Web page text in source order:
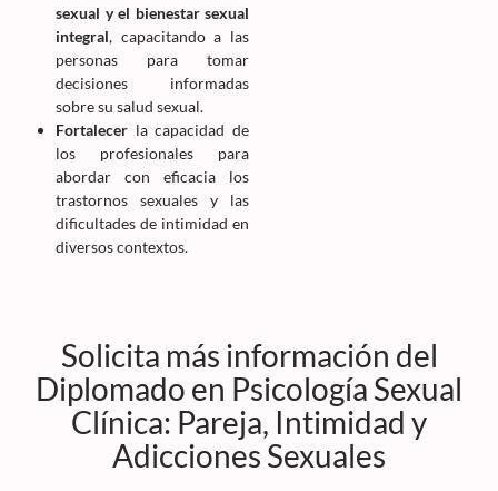
sexual y el bienestar sexual
integral, capacitando a las
personas para tomar
decisiones informadas
sobre su salud sexual.
Fortalecer la capacidad de
los profesionales para
abordar con eficacia los
trastornos sexuales y las
dificultades de intimidad en
diversos contextos.
Solicita más información del
Diplomado en Psicología Sexual
Clínica: Pareja, Intimidad y
Adicciones Sexuales